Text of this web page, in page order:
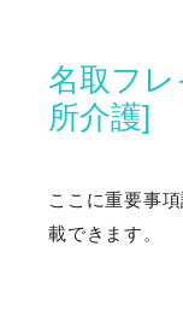
採用情報
正社員 介護員
リハビリ風
名取フ
所介護]
ここに重要事
載できます。